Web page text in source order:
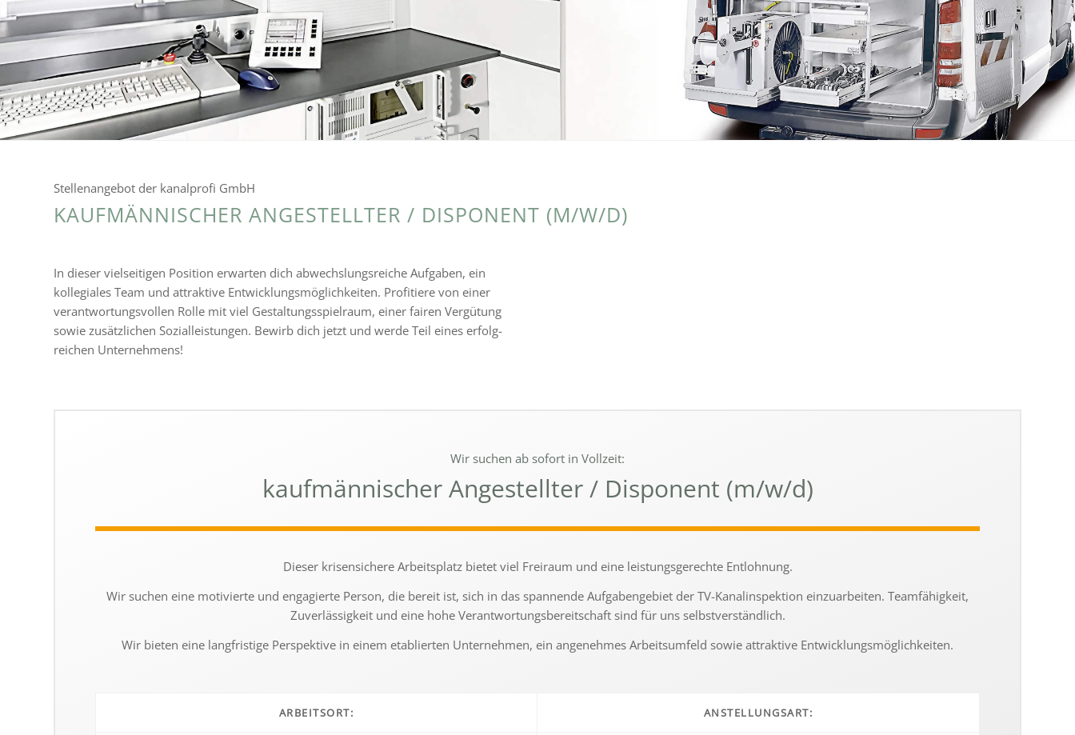
Stellenangebot der kanal­profi GmbH
KAUFMÄNNISCHER ANGESTELLTER / DISPONENT (M/W/D)
In dieser viel­sei­ti­gen Position erwar­ten dich abwechs­lungs­rei­che Aufgaben, ein
kolle­gia­les Team und attrak­tive Entwicklungsmöglichkeiten. Profitiere von einer
verant­wor­tungs­vol­len Rolle mit viel Gestaltungsspielraum, einer fairen Vergütung
sowie zusätz­li­chen Sozialleistungen. Bewirb dich jetzt und werde Teil eines erfolg­
rei­chen Unternehmens!
Wir suchen ab sofort in Vollzeit:
kaufmännischer Angestellter / Disponent (m/w/d)
Dieser krisen­si­chere Arbeitsplatz bietet viel Freiraum und eine leis­tungs­ge­rechte Entlohnung.
Wir suchen eine moti­vierte und enga­gierte Person, die bereit ist, sich in das span­nende Aufgabengebiet der TV-Kanalinspektion einzu­ar­bei­ten. Teamfähigkeit,
Zuverlässigkeit und eine hohe Verantwortungsbereitschaft sind für uns selbst­ver­ständ­lich.
Wir bieten eine lang­fris­tige Perspektive in einem etablier­ten Unternehmen, ein ange­neh­mes Arbeitsumfeld sowie attrak­tive Entwicklungsmöglichkeiten.
ARBEITSORT: ANSTELLUNGSART: